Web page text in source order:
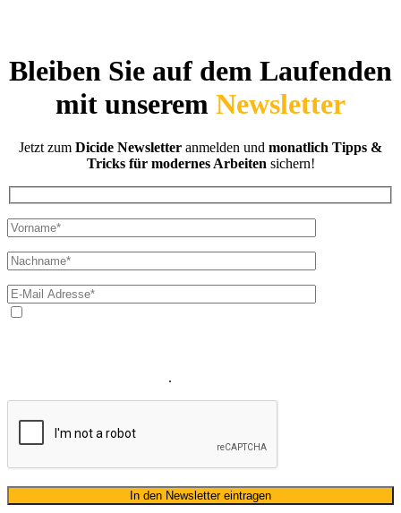
Bleiben Sie auf dem Laufenden
mit unserem Newsletter
Jetzt zum Dicide Newsletter anmelden und monatlich Tipps &
Tricks für modernes Arbeiten sichern!
.